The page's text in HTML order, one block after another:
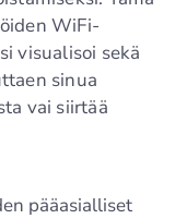
WiFi-
visualisoi sekä
sinua
vai siirtää
pääasialliset